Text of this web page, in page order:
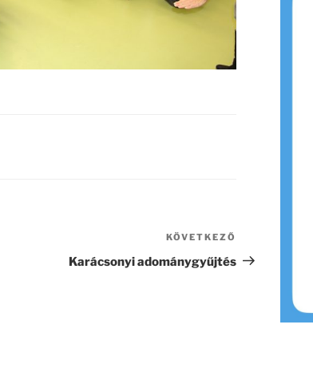
bejegyzés
KÖVETKEZŐ
Karácsonyi adománygyűjtés